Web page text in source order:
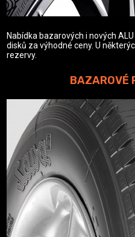
Nabídka bazarových i nových
disků za výhodné ceny. U
rezervy.
BAZAROVÉ